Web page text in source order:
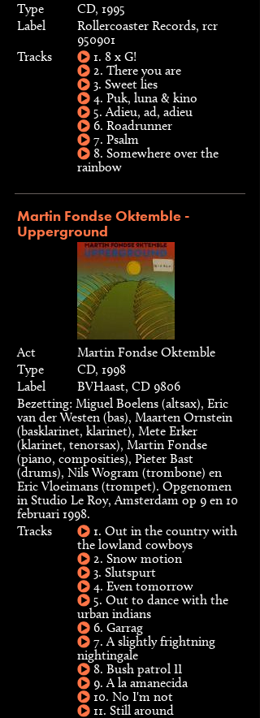
Type
CD, 1995
Label
Rollercoaster Records, rcr
950901
Tracks
1. 8 x G!
2. There you are
3. Sweet lies
4. Puk, luna & kino
5. Adieu, ad, adieu
6. Roadrunner
7. Psalm
8. Somewhere over the
rainbow
Martin Fondse Oktemble -
Upperground
Act
Martin Fondse Oktemble
Type
CD, 1998
Label
BVHaast, CD 9806
Bezetting: Miguel Boelens (altsax), Eric
van der Westen (bas), Maarten Ornstein
(basklarinet, klarinet), Mete Erker
(klarinet, tenorsax), Martin Fondse
(piano, composities), Pieter Bast
(drums), Nils Wogram (trombone) en
Eric Vloeimans (trompet). Opgenomen
in Studio Le Roy, Amsterdam op 9 en 10
februari 1998.
Tracks
1. Out in the country with
the lowland cowboys
2. Snow motion
3. Slutspurt
4. Even tomorrow
5. Out to dance with the
urban indians
6. Garrag
7. A slightly frightning
nightingale
8. Bush patrol II
9. A la amanecida
10. No I'm not
11. Still around